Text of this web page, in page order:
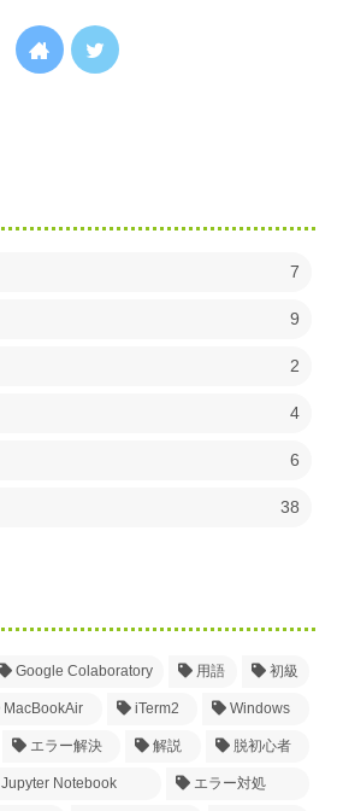
7
9
2
4
6
38
Google Colaboratory 用語 初級
MacBookAir iTerm2 Windows
エラー解決 解説 脱初心者
Jupyter Notebook エラー対処